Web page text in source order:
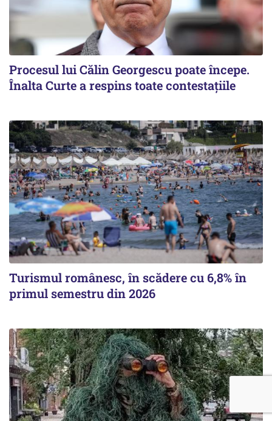
Procesul lui Călin Georgescu poate începe.
Înalta Curte a respins toate contestațiile
Turismul românesc, în scădere cu 6,8% în
primul semestru din 2026